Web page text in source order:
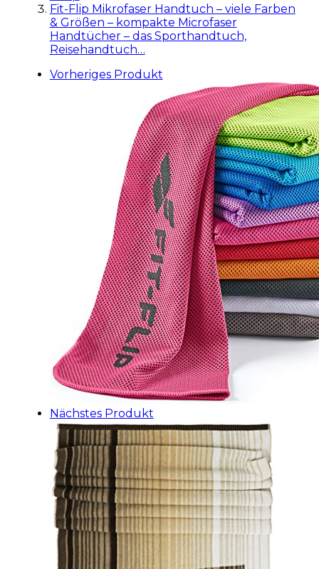
Fit-Flip Mikrofaser Handtuch – viele Farben
& Größen – kompakte Microfaser
Handtücher – das Sporthandtuch,
Reisehandtuch…
Vorheriges Produkt
Nächstes Produkt